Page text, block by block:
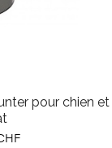
pour chien et